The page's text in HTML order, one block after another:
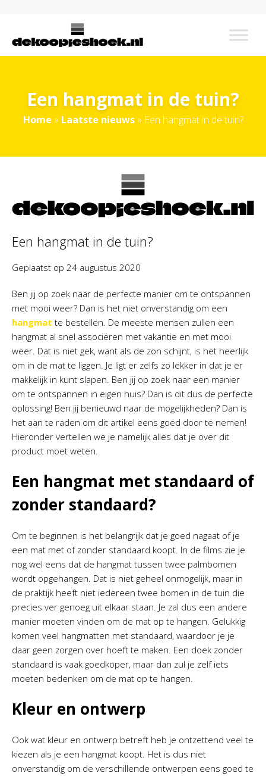
Een hangmat in de tuin?
Home » Laatste nieuws» Een hangmat in de tuin?
Een hangmat in de tuin?
Geplaatst op 24 augustus 2020
Ben jij op zoek naar de perfecte manier om te ontspannen
met mooi weer? Dan is het niet onverstandig om een
hangmat te bestellen. De meeste mensen zullen een
hangmat al snel associëren met vakantie en met mooi
weer. Dat is niet gek, want als de zon schijnt, is het heerlijk
om in de mat te liggen. Je ligt er zelfs zo lekker in dat je er
makkelijk in kunt slapen. Ben jij op zoek naar een manier
om te ontspannen in eigen huis? Dan is dit dus de perfecte
oplossing! Ben jij benieuwd naar de mogelijkheden? Dan is
het aan te raden om dit artikel eens goed door te nemen!
Hieronder vertellen we je namelijk alles dat je over dit
product moet weten.
Een hangmat met standaard of
zonder standaard?
Om te beginnen is het belangrijk dat je goed nagaat of je
een mat met of zonder standaard koopt. In de films zie je
nog wel eens dat de hangmat tussen twee palmbomen
wordt opgehangen. Dat is niet geheel onmogelijk, maar in
de praktijk heeft niet iedereen twee bomen in de tuin die
precies ver genoeg uit elkaar staan. Je zal dus een andere
manier moeten vinden om de mat op te hangen. Gelukkig
komen veel hangmatten met standaard, waardoor je je
daar geen zorgen over hoeft te maken. Een doek zonder
standaard is vaak goedkoper, maar dan zul je zelf iets
moeten bedenken om de mat op te hangen.
Kleur en ontwerp
Ook wat kleur en ontwerp betreft heb je ontzettend veel te
kiezen als je een hangmat koopt. Het is dus niet
onverstandig om de verschillende ontwerpen eens goed te